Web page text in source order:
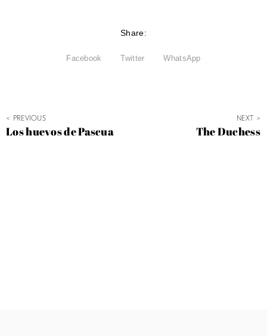
Share:
Facebook Twitter WhatsApp
< PREVIOUS
Los huevos de Pascua
NEXT >
The Duchess